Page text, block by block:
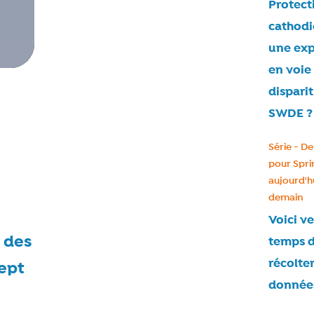
une
en voie
SWDE ?
Voici
temps
Série -
pour
demain